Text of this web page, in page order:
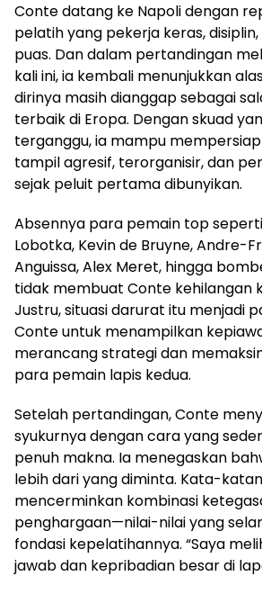
Conte datang ke Napoli dengan
pelatih yang pekerja keras,
puas. Dan dalam pertandingan
kali ini, ia kembali menunjukkan
dirinya masih dianggap sebagai
terbaik di Eropa. Dengan skuad
terganggu, ia mampu
tampil agresif, terorganisir, dan
sejak peluit pertama dibunyikan.
Absennya para pemain top
Lobotka, Kevin de Bruyne, Andre-
Anguissa, Alex Meret, hingga
tidak membuat Conte kehilangan
Justru, situasi darurat itu menjadi
Conte untuk menampilkan
merancang strategi dan
para pemain lapis kedua.
Setelah pertandingan, Conte
syukurnya dengan cara yang
penuh makna. Ia menegaskan
lebih dari yang diminta. Kata-
mencerminkan kombinasi
penghargaan—nilai-nilai yang
fondasi kepelatihannya. “Saya
jawab dan kepribadian besar di